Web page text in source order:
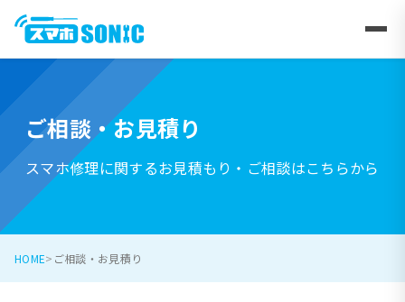
ご相談・お見積り
スマホ修理に関するお見積もり・ご相談はこちらから
HOME ご相談・お見積り